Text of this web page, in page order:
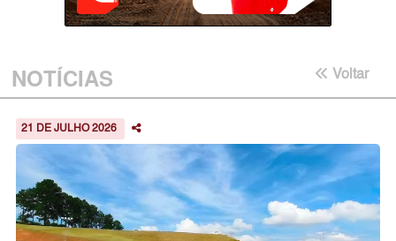
NOTÍCIAS Voltar
21 DE JULHO 2026